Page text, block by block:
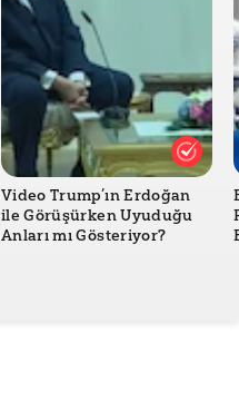
Video Trump’ın Erdoğan
ile Görüşürken Uyuduğu
Anları mı Gösteriyor?